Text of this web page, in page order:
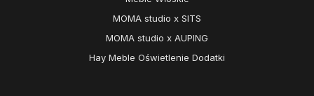
MOMA studio x SITS
MOMA studio x AUPING
Hay Meble Oświetlenie Dodatki